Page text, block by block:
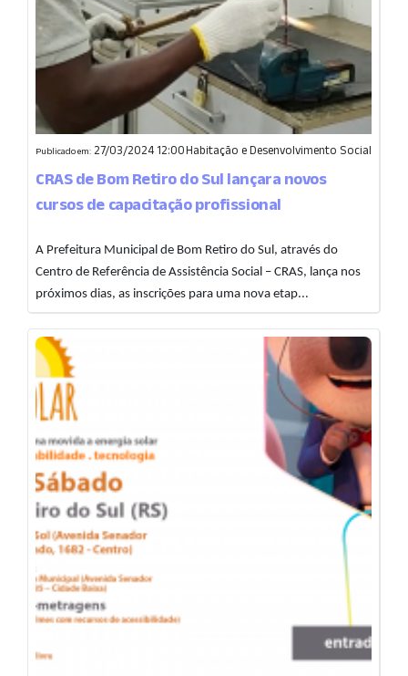
Publicado em: 27/03/2024 12:00Habitação e Desenvolvimento Social
CRAS de Bom Retiro do Sul lançara novos
cursos de capacitação profissional
A Prefeitura Municipal de Bom Retiro do Sul, através do
Centro de Referência de Assistência Social – CRAS, lança nos
próximos dias, as inscrições para uma nova etap...